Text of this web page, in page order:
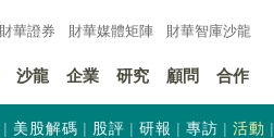
財華證券 財華媒體矩陣 財華智庫沙龍
沙龍 企業 研究 顧問 合作
美股解碼 股評 研報 專訪 活動